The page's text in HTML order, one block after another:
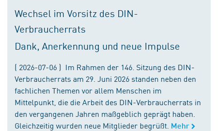
Wechsel im Vorsitz des DIN-
Verbraucherrats
Dank, Anerkennung und neue Impulse
( 2026-07-06 ) Im Rahmen der 146. Sitzung des DIN-
Verbraucherrats am 29. Juni 2026 standen neben den
fachlichen Themen vor allem Menschen im
Mittelpunkt, die die Arbeit des DIN-Verbraucherrats in
den vergangenen Jahren maßgeblich geprägt haben.
Gleichzeitig wurden neue Mitglieder begrüßt. Mehr